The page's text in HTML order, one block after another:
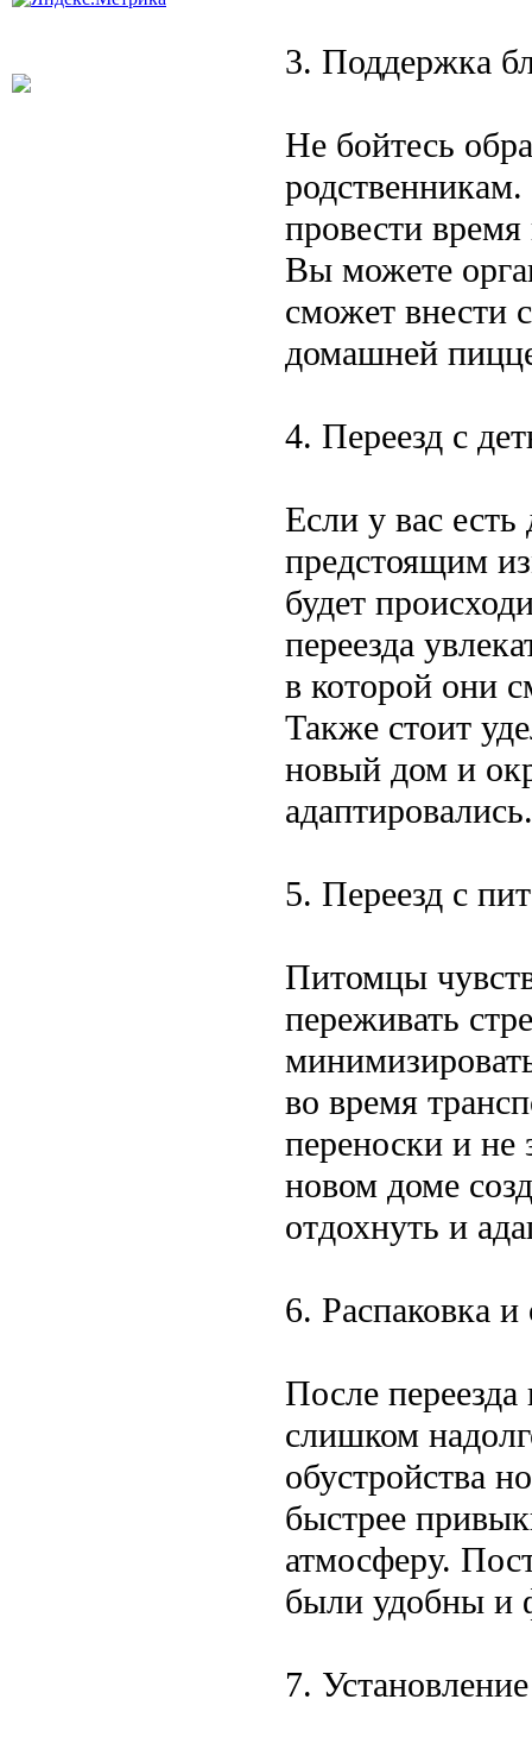
3. Поддержка
Не бойтесь
провести
Вы можете
сможет внести
домашней
4. Переезд с
Если у вас есть
предстоящим
будет
переезда
в которой они
Также стоит
новый дом и
адаптировались.
5. Переезд с
Питомцы
переживать
во время
переноски и не
новом доме
отдохнуть и
6. Распаковка и
После
слишком
обустройства
быстрее
атмосферу.
были удобны и
7.